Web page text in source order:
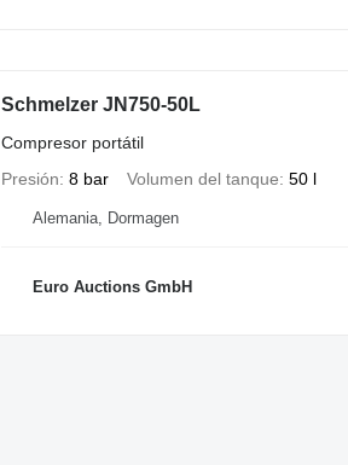
Schmelzer JN750-50L
Compresor portátil
Presión 8 bar Volumen del tanque 50 l
Alemania, Dormagen
Euro Auctions GmbH